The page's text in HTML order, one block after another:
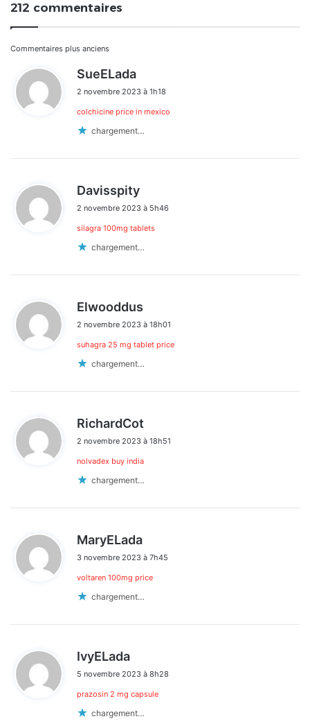
212 commentaires
Navigation
dans
les
commentaires
Commentaires plus anciens
SueELada
t
2 novembre 2023 à 1h18
colchicine price in mexico
chargement…
Davisspity
t
2 novembre 2023 à 5h46
silagra 100mg tablets
chargement…
Elwooddus
t
2 novembre 2023 à 18h01
suhagra 25 mg tablet price
chargement…
RichardCot
t
2 novembre 2023 à 18h51
nolvadex buy india
chargement…
MaryELada
t
3 novembre 2023 à 7h45
voltaren 100mg price
chargement…
IvyELada
t
5 novembre 2023 à 8h28
prazosin 2 mg capsule
chargement…